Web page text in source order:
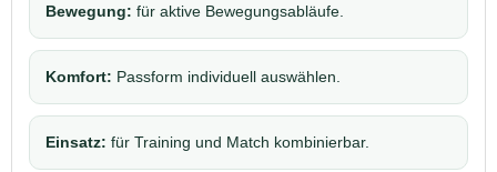
Bewegung: für aktive Bewegungsabläufe.
Komfort: Passform individuell auswählen.
Einsatz: für Training und Match kombinierbar.